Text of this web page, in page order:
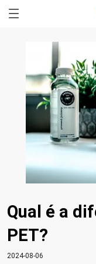
Qual é a
PET?
2024-08-06